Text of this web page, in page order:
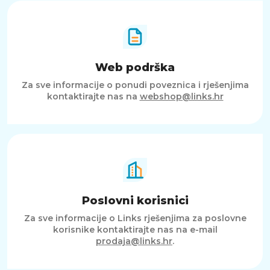
Web podrška
Za sve informacije o ponudi poveznica i rješenjima
kontaktirajte nas na webshop@links.hr
Poslovni korisnici
Za sve informacije o Links rješenjima za poslovne
korisnike kontaktirajte nas na e-mail
prodaja@links.hr.